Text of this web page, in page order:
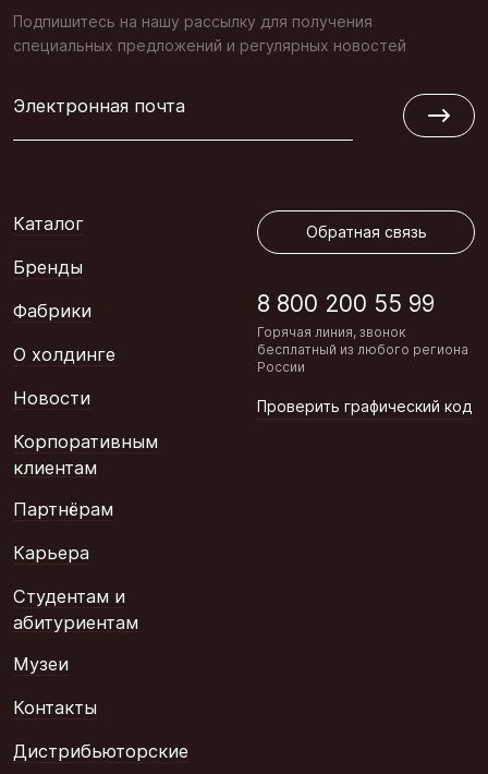
Подпишитесь на нашу рассылку для получения
специальных предложений и регулярных новостей
Электронная почта
Каталог
Бренды
Фабрики
О холдинге
Новости
Корпоративным
клиентам
Партнёрам
Карьера
Студентам и
абитуриентам
Музеи
Контакты
Дистрибьюторские
Обратная связь
8 800 200 55 99
Горячая линия, звонок
бесплатный из любого региона
России
Проверить графический код